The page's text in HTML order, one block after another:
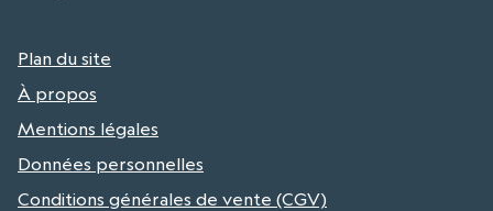
Plan du site
À propos
Mentions légales
Données personnelles
Conditions générales de vente (CGV)